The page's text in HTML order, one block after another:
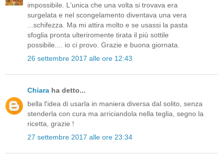
impossibile. L'unica che una volta si trovava era
surgelata e nel scongelamento diventava una vera
...schifezza. Ma mi attira molto e se usassi la pasta
sfoglia pronta ulteriromente tirata il più sottile
possibile.... io ci provo. Grazie e buona giornata.
26 settembre 2017 alle ore 12:43
Chiara ha detto...
bella l'idea di usarla in maniera diversa dal solito, senza
stenderla con cura ma arriciandola nella teglia, segno la
ricetta, grazie !
27 settembre 2017 alle ore 23:34